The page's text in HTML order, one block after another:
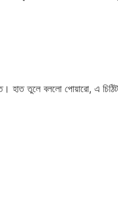
হাত তুলে বললো পোয়ারো, এ